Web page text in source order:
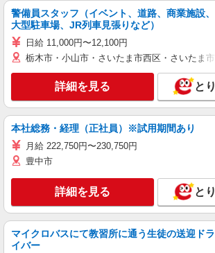
警備員スタッフ（イベント、道路、商業施設、
大型駐車場、JR列車見張りなど）
日給 11,000円〜12,100円
栃木市・小山市・さいたま市西区・さいたま
詳細を見る と
本社総務・経理（正社員）※試用期間あり
月給 222,750円〜230,750円
豊中市
詳細を見る と
マイクロバスにて教習所に通う生徒の送迎ドラ
イバー